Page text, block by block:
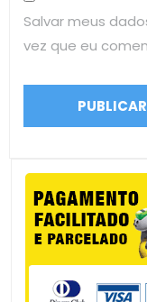
Salvar meus
vez que eu